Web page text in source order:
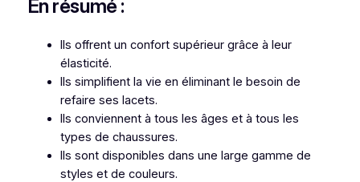
En résumé :
Ils offrent un confort supérieur grâce à leur
élasticité.
Ils simplifient la vie en éliminant le besoin de
refaire ses lacets.
Ils conviennent à tous les âges et à tous les
types de chaussures.
Ils sont disponibles dans une large gamme de
styles et de couleurs.